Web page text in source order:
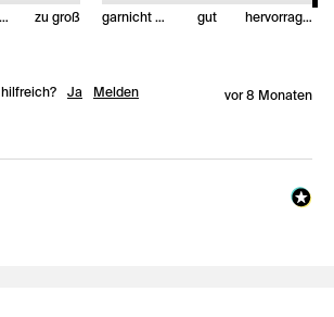
zu groß garnicht gut gut hervorragend
Ja Melden vor 8 Monaten